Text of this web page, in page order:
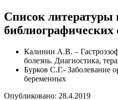
Список литературы
библиографических
Калинин А.В. –
болезнь. Диагностика,
Бурков С.Г.- Заболевание
беременных
Опубликовано: 28.4.2019